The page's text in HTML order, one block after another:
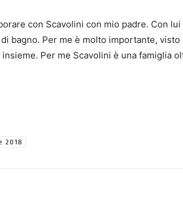
con Scavolini con mio padre. Con
bagno. Per me è molto importante, visto
Per me Scavolini è una famiglia
2018